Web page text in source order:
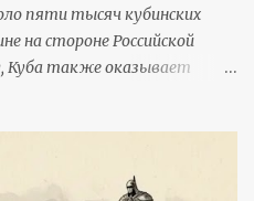
пяти тысяч кубинских
на стороне Российской
Куба также оказывает
или выборочно